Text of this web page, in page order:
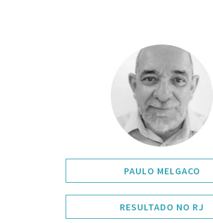
PAULO MELGACO
RESULTADO NO RJ